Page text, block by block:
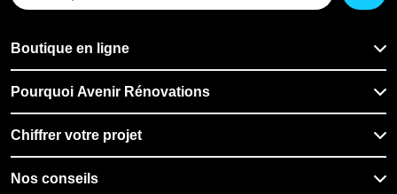
Boutique en ligne
Pourquoi Avenir Rénovations
Chiffrer votre projet
Nos conseils